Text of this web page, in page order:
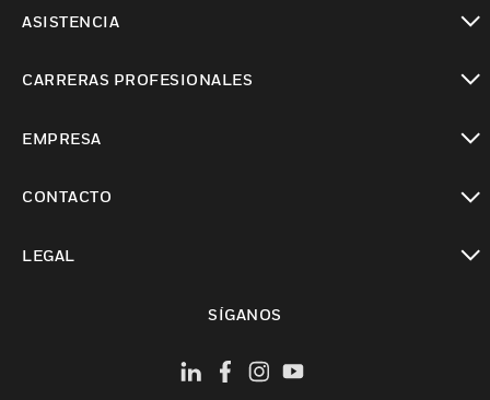
ASISTENCIA
CARRERAS PROFESIONALES
EMPRESA
CONTACTO
LEGAL
SÍGANOS